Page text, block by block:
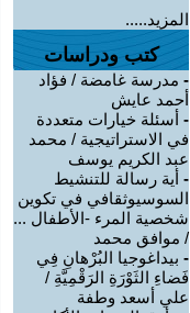
المزيد.....
كتب ودراسات
- مدرسة غامضة / فؤاد
أحمد عايش
- أسئلة خيارات متعددة
في الاستراتيجية / محمد
عبد الكريم يوسف
- أية رسالة للتنشيط
السوسيوثقافي في تكوين
شخصية المرء -الأطفال ...
/ موافق محمد
- بيداغوجيا البُرْهانِ فِي
فَضاءِ الثَوْرَةِ الرَقْمِيَّةِ /
علي أسعد وطفة